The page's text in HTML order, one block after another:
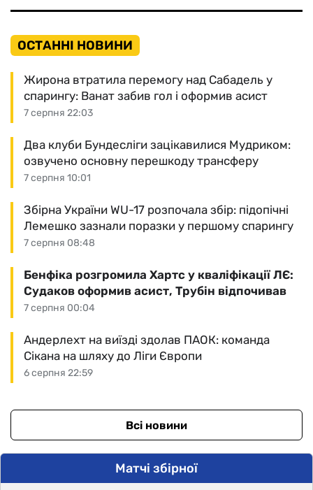
ОСТАННІ НОВИНИ
7 серпня 22:03
Жирона втратила перемогу над Сабадель у
спарингу: Ванат забив гол і оформив асист
7 серпня 10:01
Два клуби Бундесліги зацікавилися Мудриком:
озвучено основну перешкоду трансферу
7 серпня 08:48
Збірна України WU-17 розпочала збір: підопічні
Лемешко зазнали поразки у першому спарингу
7 серпня 00:04
Бенфіка розгромила Хартс у кваліфікації ЛЄ:
Судаков оформив асист, Трубін відпочивав
6 серпня 22:59
Андерлехт на виїзді здолав ПАОК: команда
Сікана на шляху до Ліги Європи
Всі новини
Матчі збірної